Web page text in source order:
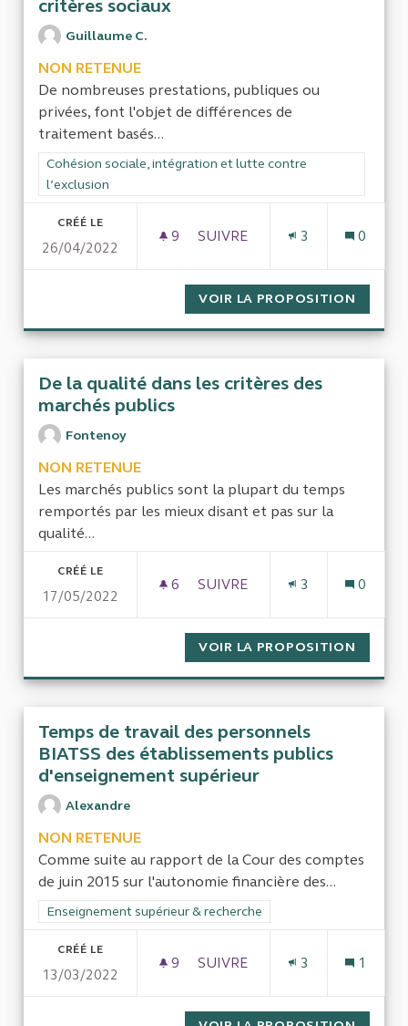
critères sociaux
Guillaume C.
NON RETENUE
De nombreuses prestations, publiques ou
privées, font l'objet de différences de
traitement basés...
Filtrer les résultats de la catégorie : Cohésion sociale,
Cohésion sociale, intégration et lutte contre
l’exclusion
CRÉÉ LE
26/04/2022
9 9 ABONNÉS
SUIVRE
3 0
VOIR LA PROPOSITION
De la qualité dans les critères des
marchés publics
Fontenoy
NON RETENUE
Les marchés publics sont la plupart du temps
remportés par les mieux disant et pas sur la
qualité...
CRÉÉ LE
17/05/2022
6 6 ABONNÉS
SUIVRE
3 0
VOIR LA PROPOSITION
Temps de travail des personnels
BIATSS des établissements publics
d'enseignement supérieur
Alexandre
NON RETENUE
Comme suite au rapport de la Cour des comptes
de juin 2015 sur l'autonomie financière des...
Filtrer les résultats de la catégorie : Enseignement supérieur
Enseignement supérieur & recherche
CRÉÉ LE
13/03/2022
9 9 ABONNÉS
SUIVRE
3 1